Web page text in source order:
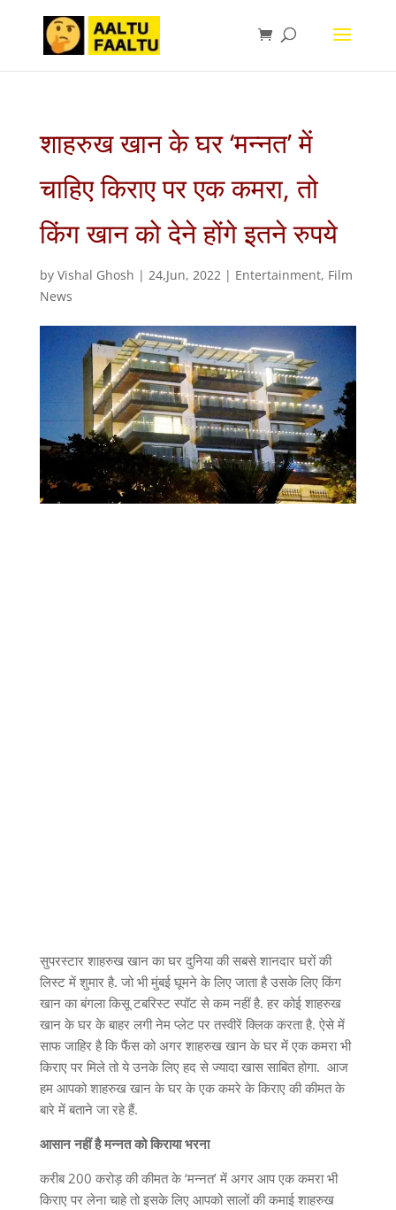
शाहरुख खान के घर ‘मन्नत’ में
चाहिए किराए पर एक कमरा, तो
किंग खान को देने होंगे इतने रुपये
by Vishal Ghosh | 24,Jun, 2022| Entertainment, Film
News
सुपरस्टार शाहरुख खान का घर दुनिया की सबसे शानदार घरों की
लिस्ट में शुमार है. जो भी मुंबई घूमने के लिए जाता है उसके लिए किंग
खान का बंगला किसू टबरिस्ट स्पॉट से कम नहीं है. हर कोई शाहरुख
खान के घर के बाहर लगी नेम प्लेट पर तस्वीरें क्लिक करता है. ऐसे में
साफ जाहिर है कि फैंस को अगर शाहरुख खान के घर में एक कमरा भी
किराए पर मिले तो ये उनके लिए हद से ज्यादा खास साबित होगा. आज
हम आपको शाहरुख खान के घर के एक कमरे के किराए की कीमत के
बारे में बताने जा रहे हैं.
आसान नहीं है मन्नत को किराया भरना
करीब 200 करोड़ की कीमत के ‘मन्नत’ में अगर आप एक कमरा भी
किराए पर लेना चाहे तो इसके लिए आपको सालों की कमाई शाहरुख